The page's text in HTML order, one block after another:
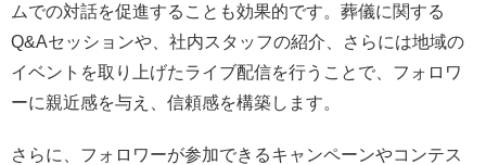
ムでの対話を促進することも効果的です。葬儀に関する
Q&Aセッションや、社内スタッフの紹介、さらには地域の
イベントを取り上げたライブ配信を行うことで、フォロワ
ーに親近感を与え、信頼感を構築します。
さらに、フォロワーが参加できるキャンペーンやコンテス